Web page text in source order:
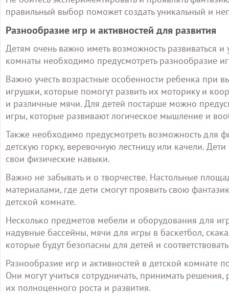
правильный выбор поможет создать уникальный и
Разнообразие игр и активностей для развития
Детям очень важно иметь возможность развиваться
комнаты необходимо предусмотреть разнообразие
Важно учесть возрастные особенности ребенка
игрушки, которые помогут развить их моторику и
и различные мячи. Для детей постарше можно
игры, которые развивают логическое мышление и
Также необходимо предусмотреть возможность для
детскую горку, веревочную лестницу или качели.
свои физические навыки.
Важно не забывать и о творчестве. Настольные
материалами, где дети смогут проявить свою
детской комнате.
Несколько предметов мебели и оборудования для
надувные бассейны, мячи для игры в баскетбол,
которые будут безопасны для детей и
Разнообразие игр и активностей в детской комнате
Они могут учиться сотрудничать, принимать
их полноценного роста и развития.